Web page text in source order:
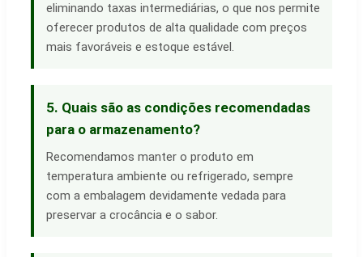
eliminando taxas intermediárias, o que nos permite
oferecer produtos de alta qualidade com preços
mais favoráveis e estoque estável.
5. Quais são as condições recomendadas
para o armazenamento?
Recomendamos manter o produto em
temperatura ambiente ou refrigerado, sempre
com a embalagem devidamente vedada para
preservar a crocância e o sabor.